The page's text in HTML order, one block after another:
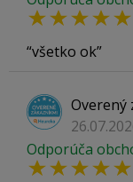
všetko ok
Overený
Odporúča